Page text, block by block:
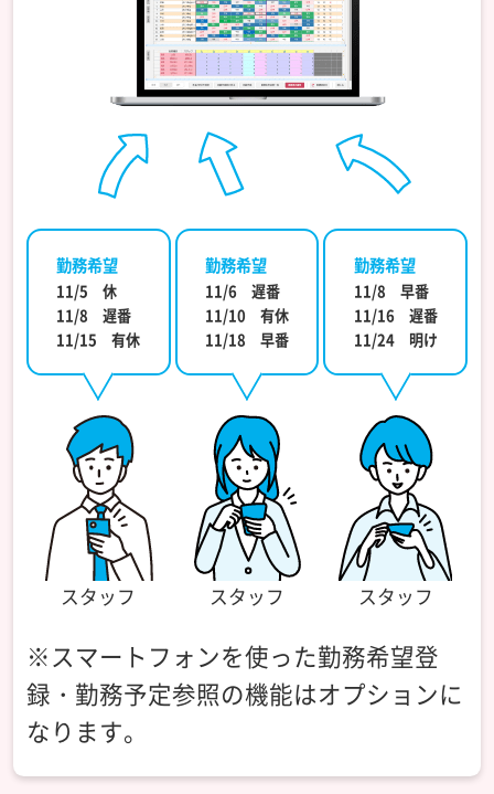
勤務希望
11/5 休
11/8 遅番
11/15 有休
スタッフ
勤務希望
11/6 遅番
11/10 有休
11/18 早番
スタッフ
勤務希望
11/8 早番
11/16 遅番
11/24 明け
スタッフ
※スマートフォンを使った勤務希望登
録・勤務予定参照の機能はオプションに
なります。